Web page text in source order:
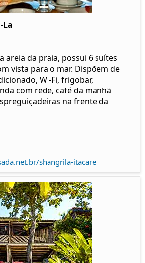
La
areia da praia, possui 6 suítes
vista para o mar. Dispõem de
Wi-Fi, frigobar,
com rede, café da manhã
na frente da
shangrila-itacare